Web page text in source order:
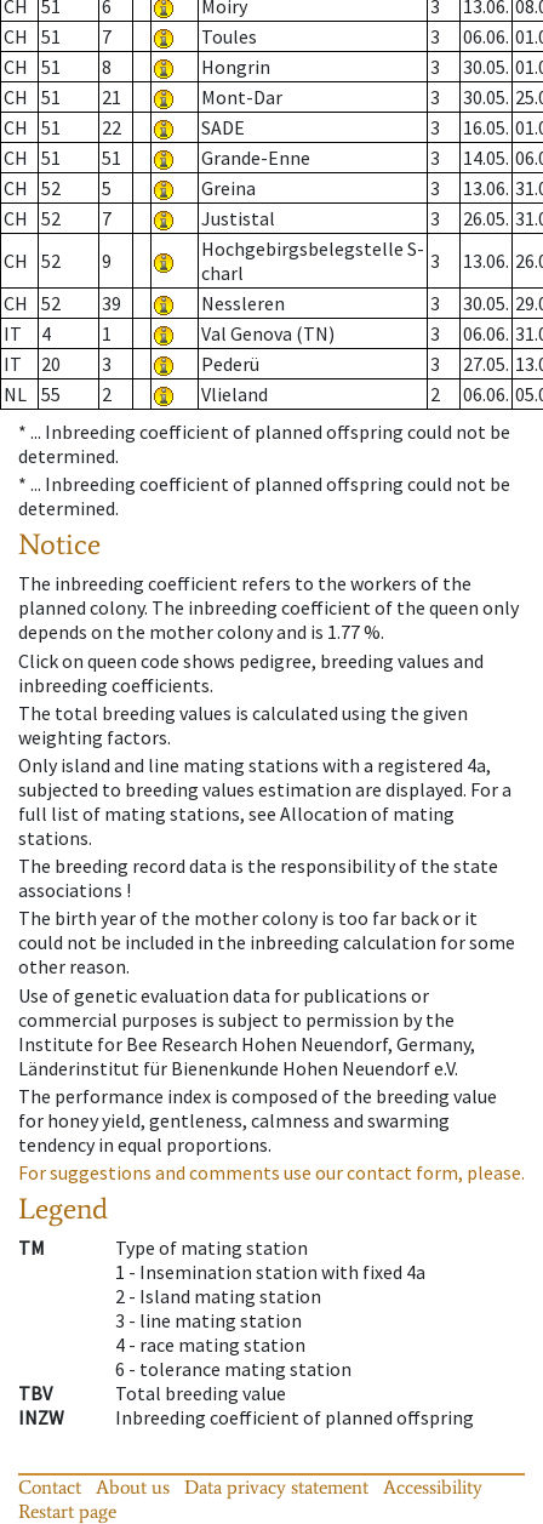
CH 51 6 Moiry 3 13.06.
CH
51 7 Toules 3 06.06.
CH
51 8 Hongrin 3 30.05.
CH
51 21 Mont-Dar 3 30.05.
CH
51 22 SADE 3 16.05.
CH
51 51 Grande-Enne 3 14.05.
CH
52 5 Greina 3 13.06.
CH
52 7 Justistal 3 26.05.
CH
52 9
Hochgebirgsbelegstelle S-
charl
3 13.06.
CH
52 39 Nessleren 3 30.05.
IT
4 1 Val Genova (TN) 3 06.06.
IT
20 3 Pederü 3 27.05.
NL 55 2 Vlieland 2 06.06.
* ... Inbreeding coefficient of planned offspring could not be
determined.
* ... Inbreeding coefficient of planned offspring could not be
determined.
Notice
The inbreeding coefficient refers to the workers of the
planned colony. The inbreeding coefficient of the queen only
depends on the mother colony and is 1.77 %.
Click on queen code shows pedigree, breeding values and
inbreeding coefficients.
The total breeding values is calculated using the given
weighting factors.
Only island and line mating stations with a registered 4a,
subjected to breeding values estimation are displayed. For a
full list of mating stations, see Allocation of mating
stations.
The breeding record data is the responsibility of the state
associations !
The birth year of the mother colony is too far back or it
could not be included in the inbreeding calculation for some
other reason.
Use of genetic evaluation data for publications or
commercial purposes is subject to permission by the
Institute for Bee Research Hohen Neuendorf, Germany,
Länderinstitut für Bienenkunde Hohen Neuendorf e.V.
The performance index is composed of the breeding value
for honey yield, gentleness, calmness and swarming
tendency in equal proportions.
For suggestions and comments use our contact form, please.
Legend
TM
Type of mating station
1 - Insemination station with fixed 4a
2 - Island mating station
3 - line mating station
4 - race mating station
6 - tolerance mating station
TBV
Total breeding value
INZW
Inbreeding coefficient of planned offspring
Contact About us Data privacy statement
Accessibility
Restart page